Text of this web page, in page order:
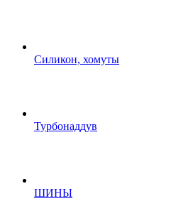
Силикон, хомуты
Турбонаддув
ШИНЫ